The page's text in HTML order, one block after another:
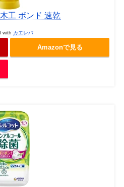
工 ボンド 速乾
with カエレバ
Amazonで見る